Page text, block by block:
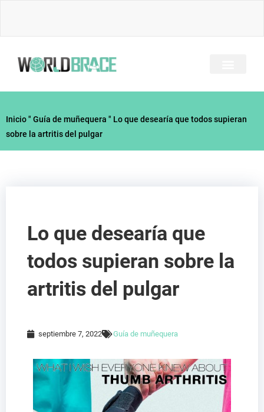
Inicio" Guía de muñequera " Lo que desearía que todos supieran
sobre la artritis del pulgar
Lo que desearía que
todos supieran sobre la
artritis del pulgar
septiembre 7, 2022 Guía de muñequera